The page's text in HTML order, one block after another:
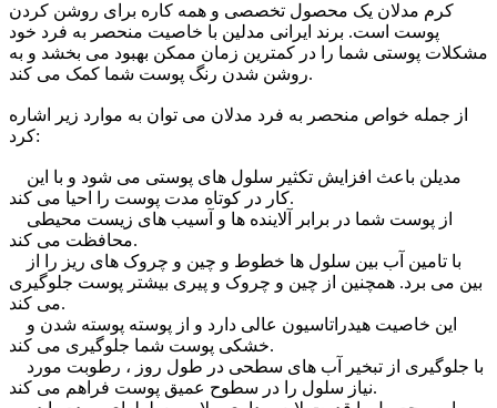
کرم مدلان یک محصول تخصصی و همه کاره برای روشن کردن
پوست است. برند ایرانی مدلین با خاصیت منحصر به فرد خود
مشکلات پوستی شما را در کمترین زمان ممکن بهبود می بخشد و به
روشن شدن رنگ پوست شما کمک می کند.
از جمله خواص منحصر به فرد مدلان می توان به موارد زیر اشاره
کرد:
کار در کوتاه مدت پوست را احیا می کند.
محافظت می کند.
بین می برد. همچنین از چین و چروک و پیری بیشتر پوست جلوگیری
می کند.
خشکی پوست شما جلوگیری می کند.
نیاز سلول را در سطوح عمیق پوست فراهم می کند.